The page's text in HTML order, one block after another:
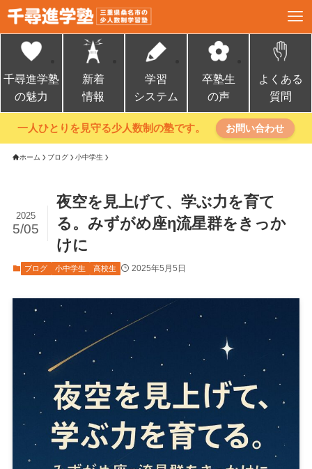
千尋進学塾
の魅力
新着
情報
学習
システム
卒塾生
の声
よくある
質問
一人ひとりを見守る少人数制の塾です。 お問い合わせ
ホーム ブログ 小中学生
夜空を見上げて、学ぶ力を育て
る。みずがめ座η流星群をきっか
けに
2025
5/05
ブログ 小中学生 高校生 2025年5月5日